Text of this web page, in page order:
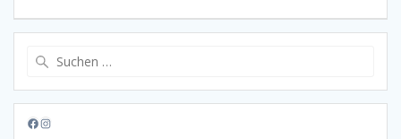
Facebook
Instagram